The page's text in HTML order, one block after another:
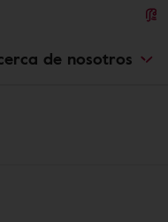
de nosotros